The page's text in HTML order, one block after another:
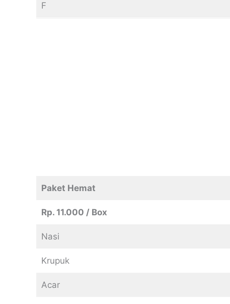
F
Paket Hemat
Rp. 11.000 / Box
Nasi
Krupuk
Acar